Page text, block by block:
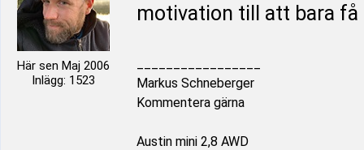
Här sen Maj 2006
Inlägg: 1523
motivation till att bara få
Markus Schneberger
Kommentera gärna
Austin mini 2,8 AWD